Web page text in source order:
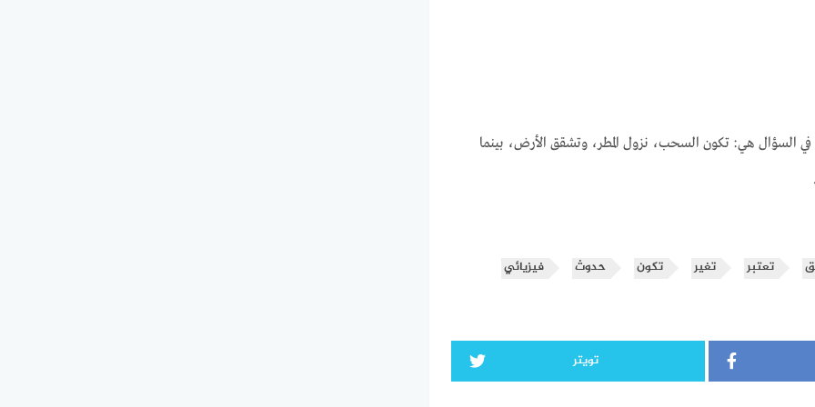
في السؤال هي: تكون السحب، نزول المطر، وتشقق الأرض، بينما
تعتبر تغير تكون حدوث فيزيائي
تويتر